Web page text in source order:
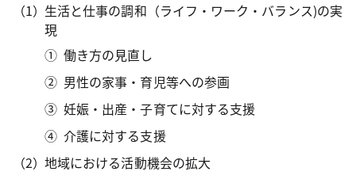
生活と仕事の調和（ライフ・ワーク・バランス)の実
現
働き方の見直し
男性の家事・育児等への参画
妊娠・出産・子育てに対する支援
介護に対する支援
地域における活動機会の拡大